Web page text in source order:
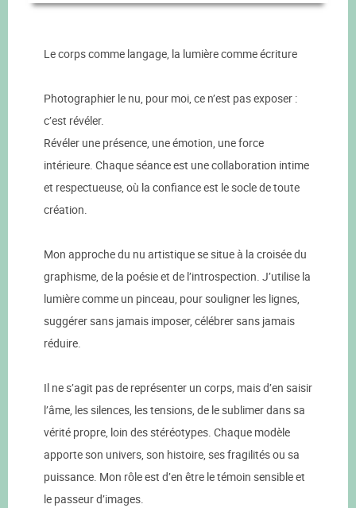
Le corps comme langage, la lumière comme écriture
Photographier le nu, pour moi, ce n’est pas exposer :
c’est révéler.
Révéler une présence, une émotion, une force
intérieure. Chaque séance est une collaboration intime
et respectueuse, où la confiance est le socle de toute
création.
Mon approche du nu artistique se situe à la croisée du
graphisme, de la poésie et de l’introspection. J’utilise la
lumière comme un pinceau, pour souligner les lignes,
suggérer sans jamais imposer, célébrer sans jamais
réduire.
Il ne s’agit pas de représenter un corps, mais d’en saisir
l’âme, les silences, les tensions, de le sublimer dans sa
vérité propre, loin des stéréotypes. Chaque modèle
apporte son univers, son histoire, ses fragilités ou sa
puissance. Mon rôle est d’en être le témoin sensible et
le passeur d’images.